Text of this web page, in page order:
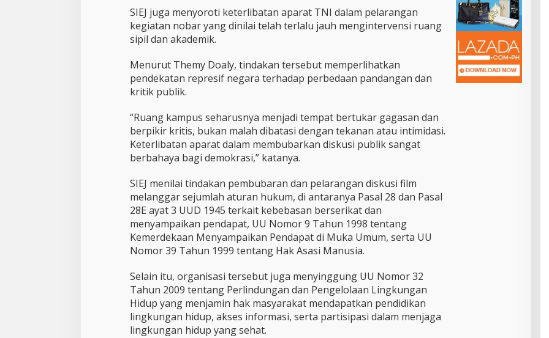
g
S
i
p
l
SIEJ juga menyoroti keterlibatan aparat TNI dalam pelarangan
kegiatan nobar yang dinilai telah terlalu jauh mengintervensi ruang
sipil dan akademik.
Menurut Themy Doaly, tindakan tersebut memperlihatkan
pendekatan represif negara terhadap perbedaan pandangan dan
kritik publik.
“Ruang kampus seharusnya menjadi tempat bertukar gagasan dan
berpikir kritis, bukan malah dibatasi dengan tekanan atau intimidasi.
Keterlibatan aparat dalam membubarkan diskusi publik sangat
berbahaya bagi demokrasi,” katanya.
SIEJ menilai tindakan pembubaran dan pelarangan diskusi film
melanggar sejumlah aturan hukum, di antaranya Pasal 28 dan Pasal
28E ayat 3 UUD 1945 terkait kebebasan berserikat dan
menyampaikan pendapat, UU Nomor 9 Tahun 1998 tentang
Kemerdekaan Menyampaikan Pendapat di Muka Umum, serta UU
Nomor 39 Tahun 1999 tentang Hak Asasi Manusia.
Selain itu, organisasi tersebut juga menyinggung UU Nomor 32
Tahun 2009 tentang Perlindungan dan Pengelolaan Lingkungan
Hidup yang menjamin hak masyarakat mendapatkan pendidikan
lingkungan hidup, akses informasi, serta partisipasi dalam menjaga
lingkungan hidup yang sehat.